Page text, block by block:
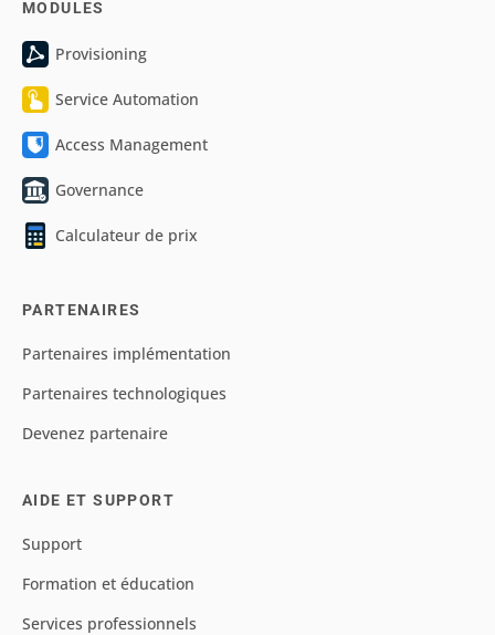
MODULES
Provisioning
Service Automation
Access Management
Governance
Calculateur de prix
PARTENAIRES
Partenaires implémentation
Partenaires technologiques
Devenez partenaire
AIDE ET SUPPORT
Support
Formation et éducation
Services professionnels